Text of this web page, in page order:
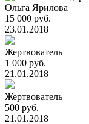
Ольга Ярилова
15 000 руб.
23.01.2018
Жертвователь
1 000 руб.
21.01.2018
Жертвователь
500 руб.
21.01.2018